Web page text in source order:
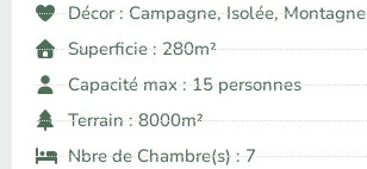
Décor :Campagne,Isolée,Montagne
Superficie : 280m²
Capacité max : 15 personnes
Terrain : 8000m²
Nbre de Chambre(s) : 7